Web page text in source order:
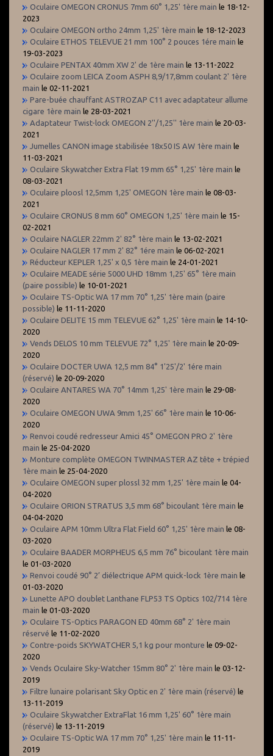
Oculaire OMEGON CRONUS 7mm 60° 1,25' 1ère main le 18-12-
2023
Oculaire OMEGON ortho 24mm 1,25' 1ère main le 18-12-2023
Oculaire ETHOS TELEVUE 21 mm 100° 2 pouces 1ére main le
19-03-2023
Oculaire PENTAX 40mm XW 2' de 1ère main le 13-11-2022
Oculaire zoom LEICA Zoom ASPH 8,9/17,8mm coulant 2' 1ère
main le 02-11-2021
Pare-buée chauffant ASTROZAP C11 avec adaptateur allume
cigare 1ère main le 28-03-2021
Adaptateur Twist-lock OMEGON 2''/1,25'' 1ère main le 20-03-
2021
Jumelles CANON image stabilisée 18x50 IS AW 1ère main le
11-03-2021
Oculaire Skywatcher Extra Flat 19 mm 65° 1,25' 1ère main le
08-03-2021
Oculaire ploosl 12,5mm 1,25' OMEGON 1ère main le 08-03-
2021
Oculaire CRONUS 8 mm 60° OMEGON 1,25' 1ère main le 15-
02-2021
Oculaire NAGLER 22mm 2' 82° 1ère main le 13-02-2021
Oculaire NAGLER 17 mm 2' 82° 1ére main le 06-02-2021
Réducteur KEPLER 1,25' x 0,5 1ère main le 24-01-2021
Oculaire MEADE série 5000 UHD 18mm 1,25' 65° 1ère main
(paire possible) le 10-01-2021
Oculaire TS-Optic WA 17 mm 70° 1,25' 1ère main (paire
possible) le 11-11-2020
Oculaire DELITE 15 mm TELEVUE 62° 1,25' 1ère main le 14-10-
2020
Vends DELOS 10 mm TELEVUE 72° 1,25' 1ère main le 20-09-
2020
Oculaire DOCTER UWA 12,5 mm 84° 1'25'/2' 1ére main
(réservé) le 20-09-2020
Oculaire ANTARES WA 70° 14mm 1,25' 1ère main le 29-08-
2020
Oculaire OMEGON UWA 9mm 1,25' 66° 1ère main le 10-06-
2020
Renvoi coudé redresseur Amici 45° OMEGON PRO 2' 1ère
main le 25-04-2020
Monture complète OMEGON TWINMASTER AZ tête + trépied
1ère main le 25-04-2020
Oculaire OMEGON super plossl 32 mm 1,25' 1ère main le 04-
04-2020
Oculaire ORION STRATUS 3,5 mm 68° bicoulant 1ère main le
04-04-2020
Oculaire APM 10mm Ultra Flat Field 60° 1,25' 1ère main le 08-
03-2020
Oculaire BAADER MORPHEUS 6,5 mm 76° bicoulant 1ère main
le 01-03-2020
Renvoi coudé 90° 2’ diélectrique APM quick-lock 1ère main le
01-03-2020
Lunette APO doublet Lanthane FLP53 TS Optics 102/714 1ère
main le 01-03-2020
Oculaire TS-Optics PARAGON ED 40mm 68° 2' 1ère main
réservé le 11-02-2020
Contre-poids SKYWATCHER 5,1 kg pour monture le 09-02-
2020
Vends Oculaire Sky-Watcher 15mm 80° 2' 1ère main le 03-12-
2019
Filtre lunaire polarisant Sky Optic en 2' 1ère main (réservé) le
13-11-2019
Oculaire Skywatcher ExtraFlat 16 mm 1,25' 60° 1ère main
(réservé) le 13-11-2019
Oculaire TS-Optic WA 17 mm 70° 1,25' 1ère main le 11-11-
2019